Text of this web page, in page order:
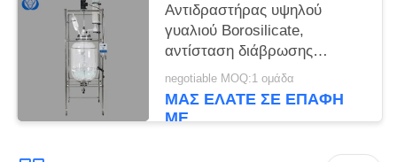
Αντιδραστήρας υψηλού
γυαλιού Borosilicate,
αντίσταση διάβρωσης
αντιδραστήρων γυαλιού
εργαστηρίων
negotiable MOQ:1 ομάδα
ΜΑΣ ΕΛΆΤΕ ΣΕ ΕΠΑΦΉ
ΜΕ